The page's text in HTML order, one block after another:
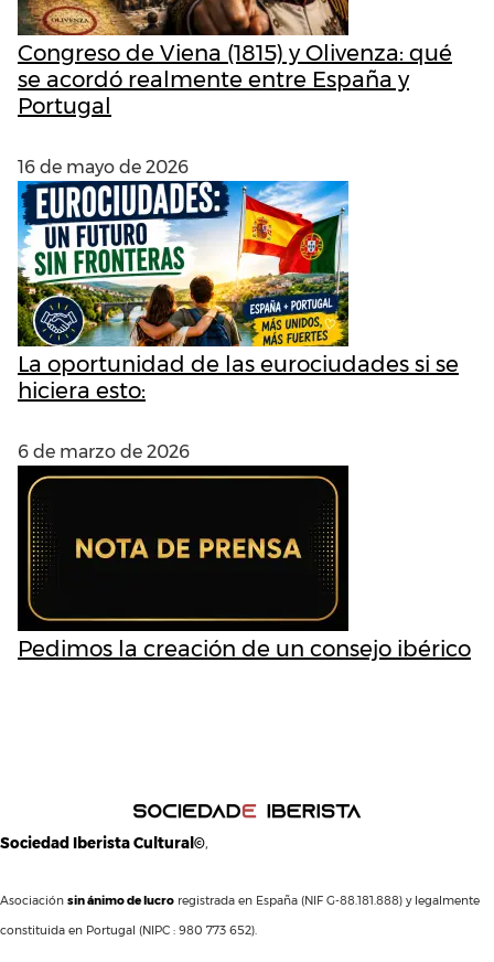
Congreso de Viena (1815) y Olivenza: qué
se acordó realmente entre España y
Portugal
16 de mayo de 2026
La oportunidad de las eurociudades si se
hiciera esto:
6 de marzo de 2026
Pedimos la creación de un consejo ibérico
Sociedad Iberista Cultural©,
Asociación sin ánimo de lucro registrada en España (NIF G-88.181.888) y legalmente
constituida en Portugal (NIPC : 980 773 652).